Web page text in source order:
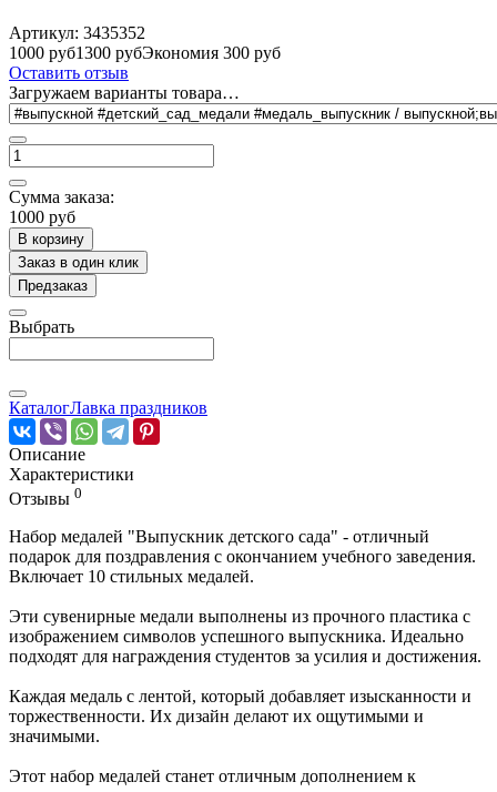
Артикул: 3435352
1000 руб1300 рубЭкономия 300 руб
Оставить отзыв
Загружаем варианты товара…
Сумма заказа:
1000 руб
В корзину
Заказ в один клик
Предзаказ
Выбрать
КаталогЛавка праздников
Описание
Характеристики
Отзывы 0
Набор медалей "Выпускник детского сада" - отличный
подарок для поздравления с окончанием учебного заведения.
Включает 10 стильных медалей.
Эти сувенирные медали выполнены из прочного пластика с
изображением символов успешного выпускника. Идеально
подходят для награждения студентов за усилия и достижения.
Каждая медаль с лентой, который добавляет изысканности и
торжественности. Их дизайн делают их ощутимыми и
значимыми.
Этот набор медалей станет отличным дополнением к